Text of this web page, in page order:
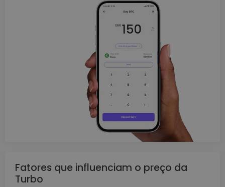
Fatores que influenciam o preço da
Turbo